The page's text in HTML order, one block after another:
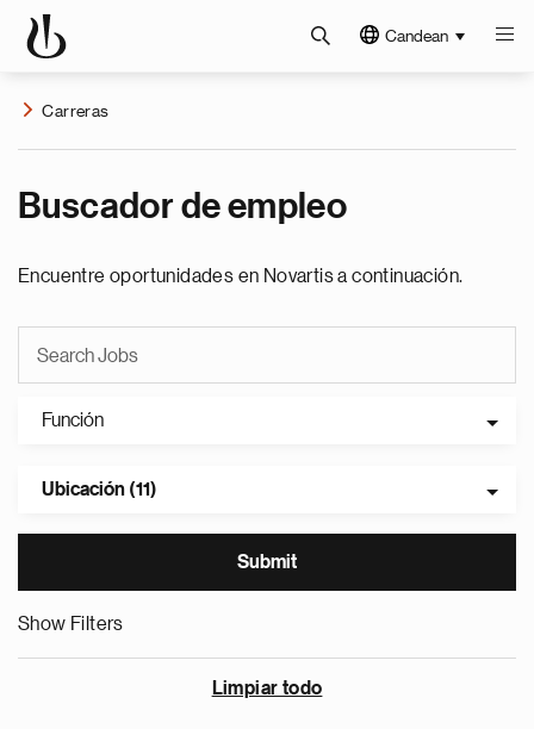
Candean
Carreras
Buscador de empleo
Encuentre oportunidades en Novartis a continuación.
Función
Ubicación (11)
Show Filters
Limpiar todo